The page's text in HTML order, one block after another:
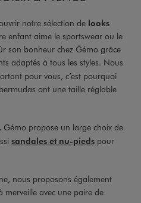
notre sélection de looks
enfant aime le sportswear ou le
son bonheur chez Gémo grâce
adaptés à tous les styles. Nous
pour vous, c’est pourquoi
ont une taille réglable
propose un large choix de
sandales et nu-piedspour
nous proposons également
avec une paire de